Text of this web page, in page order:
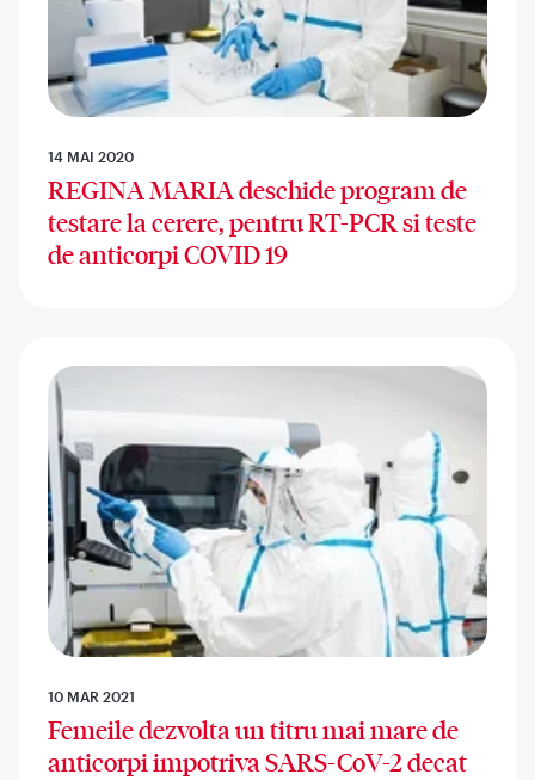
14 MAI 2020
REGINA MARIA deschide program de
testare la cerere, pentru RT-PCR si teste
de anticorpi COVID 19
10 MAR 2021
Femeile dezvolta un titru mai mare de
anticorpi impotriva SARS-CoV-2 decat